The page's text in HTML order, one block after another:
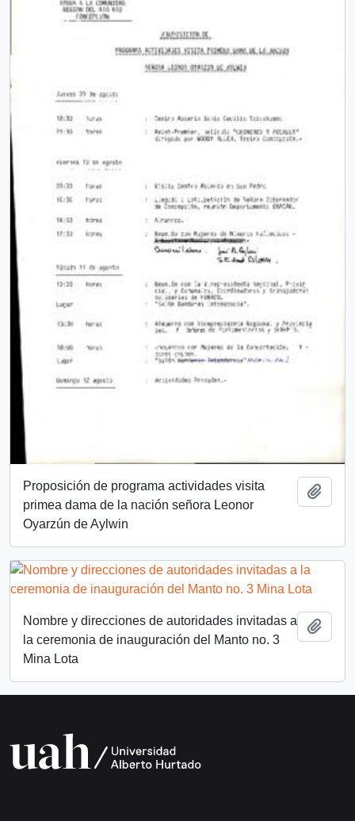
Proposición de programa actividades visita
primea dama de la nación señora Leonor
Oyarzún de Aylwin
Nombre y direcciones de autoridades invitadas a
la ceremonia de inauguración del Manto no. 3
Mina Lota